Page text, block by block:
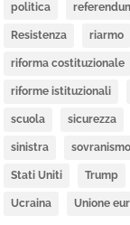
politica
Resistenza riarmo
riforma costituzionale
riforme istituzionali
scuola sicurezza
sinistra sovranismo
Stati Uniti Trump
Ucraina Unione